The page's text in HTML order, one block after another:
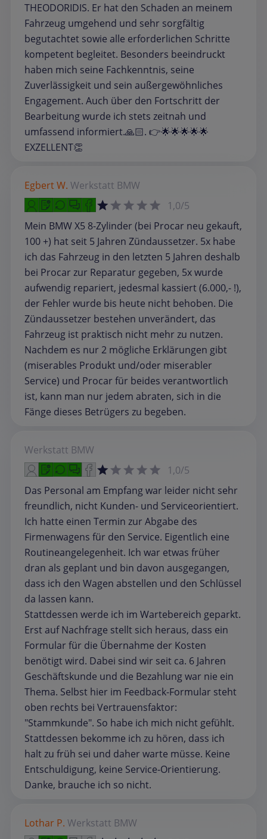
THEODORIDIS. Er hat den Schaden an meinem
Fahrzeug umgehend und sehr sorgfältig
begutachtet sowie alle erforderlichen Schritte
kompetent begleitet. Besonders beeindruckt
haben mich seine Fachkenntnis, seine
Zuverlässigkeit und sein außergewöhnliches
Engagement. Auch über den Fortschritt der
Bearbeitung wurde ich stets zeitnah und
umfassend informiert.🙏🏻. 👉🌟🌟🌟🌟🌟
EXZELLENT👏
Egbert W. Werkstatt BMW
1,0/5
Mein BMW X5 8-Zylinder (bei Procar neu gekauft,
100 +) hat seit 5 Jahren Zündaussetzer. 5x habe
ich das Fahrzeug in den letzten 5 Jahren deshalb
bei Procar zur Reparatur gegeben, 5x wurde
aufwendig repariert, jedesmal kassiert (6.000,- !),
der Fehler wurde bis heute nicht behoben. Die
Zündaussetzer bestehen unverändert, das
Fahrzeug ist praktisch nicht mehr zu nutzen.
Nachdem es nur 2 mögliche Erklärungen gibt
(miserables Produkt und/oder miserabler
Service) und Procar für beides verantwortlich
ist, kann man nur jedem abraten, sich in die
Fänge dieses Betrügers zu begeben.
Werkstatt BMW
1,0/5
Das Personal am Empfang war leider nicht sehr
freundlich, nicht Kunden- und Serviceorientiert.
Ich hatte einen Termin zur Abgabe des
Firmenwagens für den Service. Eigentlich eine
Routineangelegenheit. Ich war etwas früher
dran als geplant und bin davon ausgegangen,
dass ich den Wagen abstellen und den Schlüssel
da lassen kann.
Stattdessen werde ich im Wartebereich geparkt.
Erst auf Nachfrage stellt sich heraus, dass ein
Formular für die Übernahme der Kosten
benötigt wird. Dabei sind wir seit ca. 6 Jahren
Geschäftskunde und die Bezahlung war nie ein
Thema. Selbst hier im Feedback-Formular steht
oben rechts bei Vertrauensfaktor:
"Stammkunde". So habe ich mich nicht gefühlt.
Stattdessen bekomme ich zu hören, dass ich
halt zu früh sei und daher warte müsse. Keine
Entschuldigung, keine Service-Orientierung.
Danke, brauche ich so nicht.
Lothar P. Werkstatt BMW